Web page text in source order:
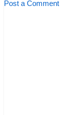
Post a Comment